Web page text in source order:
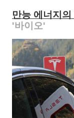
만능 에너지의
'바이오'